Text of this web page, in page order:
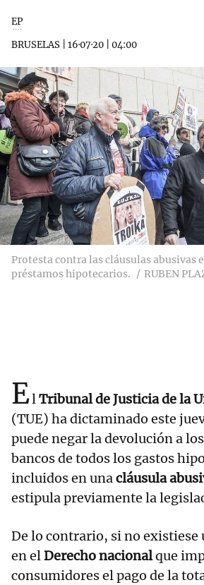
EP
BRUSELAS
16·07·20 04:00
Protesta contra las cláusulas abusivas
préstamos hipotecarios.
RUBEN
ElTribunal de Justicia de la
(TUE) ha dictaminado este
puede negar la devolución a
bancos de todos los gastos
incluidos en unacláusula
estipula previamente la
De lo contrario, si no existiese
en elDerecho nacionalque
consumidores el pago de la